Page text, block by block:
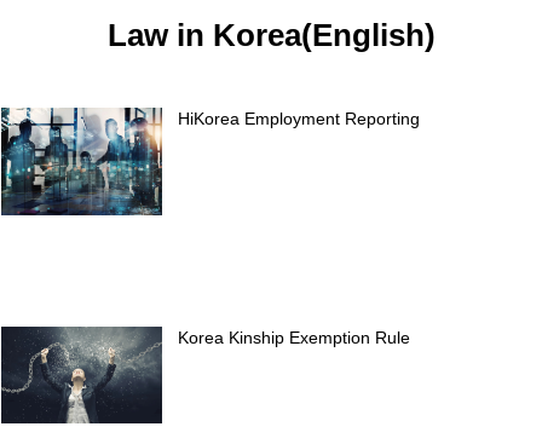
Law in Korea(English)
HiKorea Employment Reporting
Korea Kinship Exemption Rule